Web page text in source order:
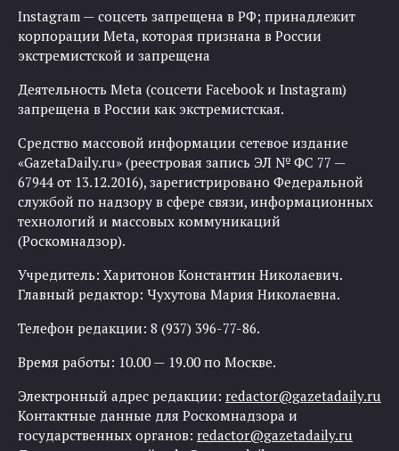
Instagram — соцсеть запрещена в РФ; принадлежит
корпорации Meta, которая признана в России
экстремистской и запрещена
Деятельность Meta (соцсети Facebook и Instagram)
запрещена в России как экстремистская.
Средство массовой информации сетевое издание
«GazetaDaily.ru» (реестровая запись ЭЛ № ФС 77 —
67944 от 13.12.2016), зарегистрировано Федеральной
службой по надзору в сфере связи, информационных
технологий и массовых коммуникаций
(Роскомнадзор).
Учредитель: Харитонов Константин Николаевич.
Главный редактор: Чухутова Мария Николаевна.
Телефон редакции: 8 (937) 396-77-86.
Время работы: 10.00 — 19.00 по Москве.
Электронный адрес редакции: redactor@gazetadaily.ru
Контактные данные для Роскомнадзора и
государственных органов: redactor@gazetadaily.ru